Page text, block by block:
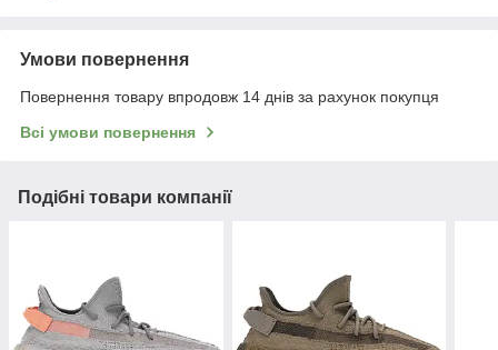
Умови повернення
Повернення товару впродовж 14 днів за рахунок покупця
Всі умови повернення
Подібні товари компанії